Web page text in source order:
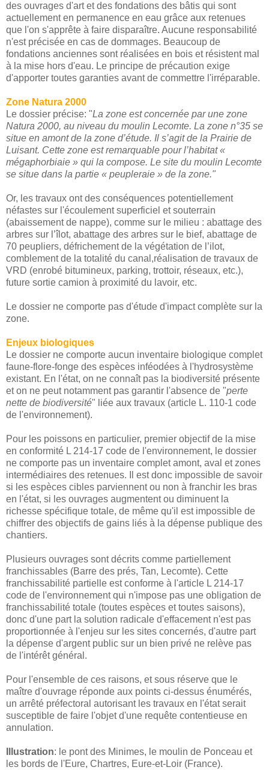
des ouvrages d'art et des fondations des bâtis qui sont
actuellement en permanence en eau grâce aux retenues
que l'on s'apprête à faire disparaître. Aucune responsabilité
n'est précisée en cas de dommages. Beaucoup de
fondations anciennes sont réalisées en bois et résistent mal
à la mise hors d'eau. Le principe de précaution exige
d'apporter toutes garanties avant de commettre l'irréparable.
Zone Natura 2000
Le dossier précise: "La zone est concernée par une zone
Natura 2000, au niveau du moulin Lecomte. La zone n°35 se
situe en amont de la zone d’étude. Il s’agit de la Prairie de
Luisant. Cette zone est remarquable pour l’habitat «
mégaphorbiaie » qui la compose. Le site du moulin Lecomte
se situe dans la partie « peupleraie » de la zone."
Or, les travaux ont des conséquences potentiellement
néfastes sur l'écoulement superficiel et souterrain
(abaissement de nappe), comme sur le milieu : abattage des
arbres sur l’îlot, abattage des arbres sur le bief, abattage de
70 peupliers, défrichement de la végétation de l’ilot,
comblement de la totalité du canal,réalisation de travaux de
VRD (enrobé bitumineux, parking, trottoir, réseaux, etc.),
future sortie camion à proximité du lavoir, etc.
Le dossier ne comporte pas d'étude d'impact complète sur la
zone.
Enjeux biologiques
Le dossier ne comporte aucun inventaire biologique complet
faune-flore-fonge des espèces inféodées à l'hydrosystème
existant. En l'état, on ne connaît pas la biodiversité présente
et on ne peut notamment pas garantir l'absence de "perte
nette de biodiversité" liée aux travaux (article L. 110-1 code
de l'environnement).
Pour les poissons en particulier, premier objectif de la mise
en conformité L 214-17 code de l'environnement, le dossier
ne comporte pas un inventaire complet amont, aval et zones
intermédiaires des retenues. Il est donc impossible de savoir
si les espèces cibles parviennent ou non à franchir les bras
en l'état, si les ouvrages augmentent ou diminuent la
richesse spécifique totale, de même qu'il est impossible de
chiffrer des objectifs de gains liés à la dépense publique des
chantiers.
Plusieurs ouvrages sont décrits comme partiellement
franchissables (Barre des prés, Tan, Lecomte). Cette
franchissabilité partielle est conforme à l'article L 214-17
code de l'environnement qui n'impose pas une obligation de
franchissabilité totale (toutes espèces et toutes saisons),
donc d'une part la solution radicale d'effacement n'est pas
proportionnée à l'enjeu sur les sites concernés, d'autre part
la dépense d'argent public sur un bien privé ne relève pas
de l'intérêt général.
Pour l'ensemble de ces raisons, et sous réserve que le
maître d'ouvrage réponde aux points ci-dessus énumérés,
un arrêté préfectoral autorisant les travaux en l'état serait
susceptible de faire l'objet d'une requête contentieuse en
annulation.
Illustration: le pont des Minimes, le moulin de Ponceau et
les bords de l'Eure, Chartres, Eure-et-Loir (France).